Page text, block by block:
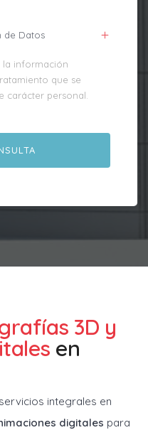
de Datos
la información
que se
carácter personal.
3D y
en
integrales en
digitales para